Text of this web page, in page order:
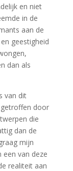
en niet
in de
aan de
geestigheid
dan als
van dit
door
die
dan de
mijn
een van deze
realiteit aan